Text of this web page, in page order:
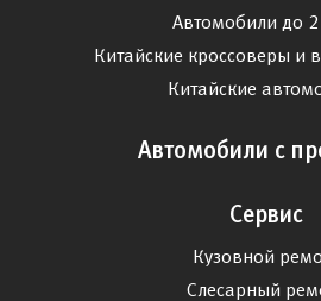
Автомобили до
Китайские кроссоверы и
Китайские
Автомобили с
Сервис
Кузовной
Слесарный